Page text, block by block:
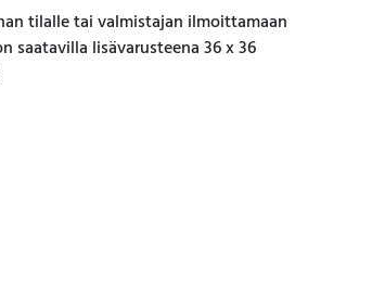
tilalle tai valmistajan ilmoittamaan
saatavilla lisävarusteena 36 x 36